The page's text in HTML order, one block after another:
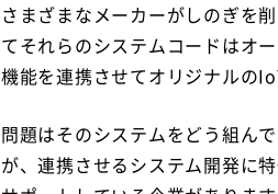
さまざまなメーカーがしのぎを
てそれらのシステムコードはオ
機能を連携させてオリジナルの
問題はそのシステムをどう組ん
が、連携させるシステム開発に